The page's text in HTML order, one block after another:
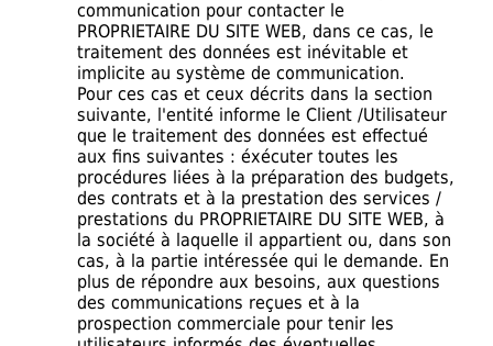
communication pour contacter le
PROPRIETAIRE DU SITE WEB, dans ce cas, le
traitement des données est inévitable et
implicite au système de communication.
Pour ces cas et ceux décrits dans la section
suivante, l'entité informe le Client /Utilisateur
que le traitement des données est effectué
aux fins suivantes : éxécuter toutes les
procédures liées à la préparation des budgets,
des contrats et à la prestation des services /
prestations du PROPRIETAIRE DU SITE WEB, à
la société à laquelle il appartient ou, dans son
cas, à la partie intéressée qui le demande. En
plus de répondre aux besoins, aux questions
des communications reçues et à la
prospection commerciale pour tenir les